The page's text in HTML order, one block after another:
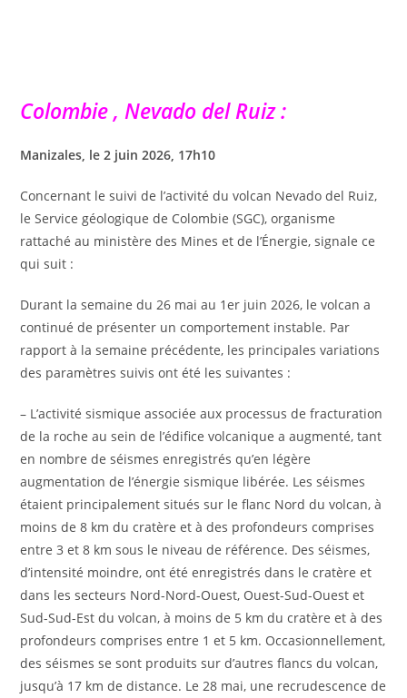
Colombie , Nevado del Ruiz :
Manizales, le 2 juin 2026, 17h10
Concernant le suivi de l’activité du volcan Nevado del Ruiz,
le Service géologique de Colombie (SGC), organisme
rattaché au ministère des Mines et de l’Énergie, signale ce
qui suit :
Durant la semaine du 26 mai au 1er juin 2026, le volcan a
continué de présenter un comportement instable. Par
rapport à la semaine précédente, les principales variations
des paramètres suivis ont été les suivantes :
– L’activité sismique associée aux processus de fracturation
de la roche au sein de l’édifice volcanique a augmenté, tant
en nombre de séismes enregistrés qu’en légère
augmentation de l’énergie sismique libérée. Les séismes
étaient principalement situés sur le flanc Nord du volcan, à
moins de 8 km du cratère et à des profondeurs comprises
entre 3 et 8 km sous le niveau de référence. Des séismes,
d’intensité moindre, ont été enregistrés dans le cratère et
dans les secteurs Nord-Nord-Ouest, Ouest-Sud-Ouest et
Sud-Sud-Est du volcan, à moins de 5 km du cratère et à des
profondeurs comprises entre 1 et 5 km. Occasionnellement,
des séismes se sont produits sur d’autres flancs du volcan,
jusqu’à 17 km de distance. Le 28 mai, une recrudescence de